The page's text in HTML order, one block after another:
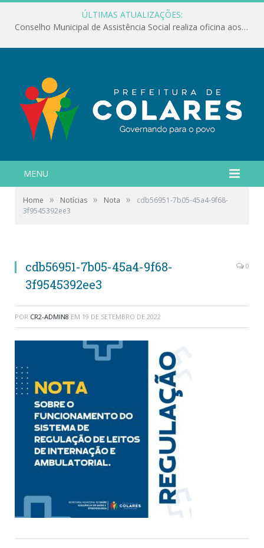
ÚLTIMAS ATUALIZAÇÕES:
Conselho Municipal de Assistência Social realiza oficina aos servidores
MENU
Home » Notícias » Nota »
cdb56951-7b05-45a4-9f68-
3f9545392ee3
cdb56951-7b05-45a4-9f68-
3f9545392ee3
0
POR CR2-ADMIN8 EM 19 DE SETEMBRO DE 2022